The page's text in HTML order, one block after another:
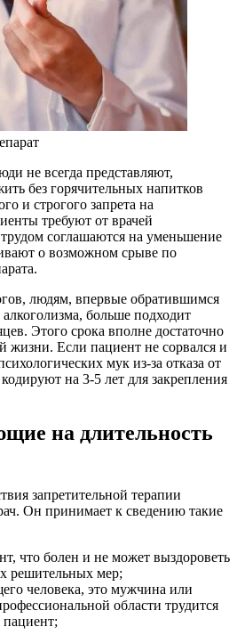
не всегда представляют,
без горячительных напитков
и строгого запрета на
требуют от врачей
соглашаются на уменьшение
о возможном срыве по
людям, впервые обратившимся
больше подходит
Этого срока вполне достаточно
жизни. Если пациент не сорвался и
мук из-за отказа от
на 3-5 лет для закрепления
на длительность
запретительной терапии
Он принимает к сведению такие
что болен и не может выздороветь
решительных мер;
человека, это мужчина или
области трудится
пациент;